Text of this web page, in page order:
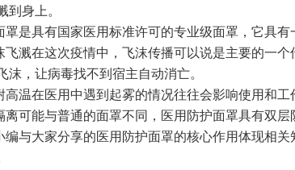
身上。
具有国家医用标准许可的专业级面罩，它具有
在这次疫情中，飞沫传播可以说是主要的一个
，让病毒找不到宿主自动消亡。
在医用中遇到起雾的情况往往会影响使用和工
能与普通的面罩不同，医用防护面罩具有双层
大家分享的医用防护面罩的核心作用体现相关